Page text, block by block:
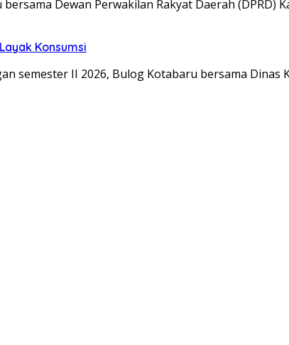
Dewan Perwakilan Rakyat Daerah (DPRD)
Konsumsi
semester II 2026, Bulog Kotabaru bersama Dinas